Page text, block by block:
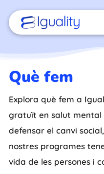
Què fem
Explora què fem a
gratuït en salut mental
defensar el canvi
nostres programes
vida de les persones i